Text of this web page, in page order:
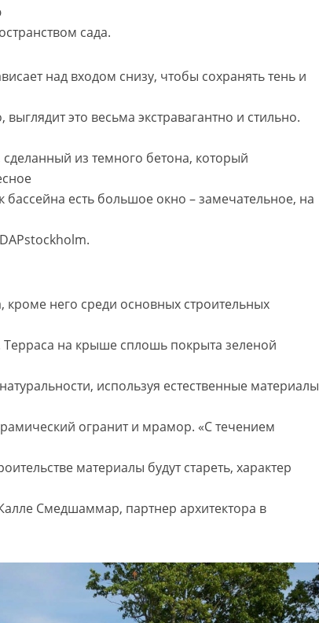
сада.
над входом снизу, чтобы сохранять тень и
это весьма экстравагантно и стильно.
из темного бетона, который
бассейна есть большое окно – замечательное, на
кроме него среди основных строительных
Терраса на крыше сплошь покрыта зеленой
используя естественные материалы
огранит и мрамор. «С течением
материалы будут стареть, характер
Смедшаммар, партнер архитектора в